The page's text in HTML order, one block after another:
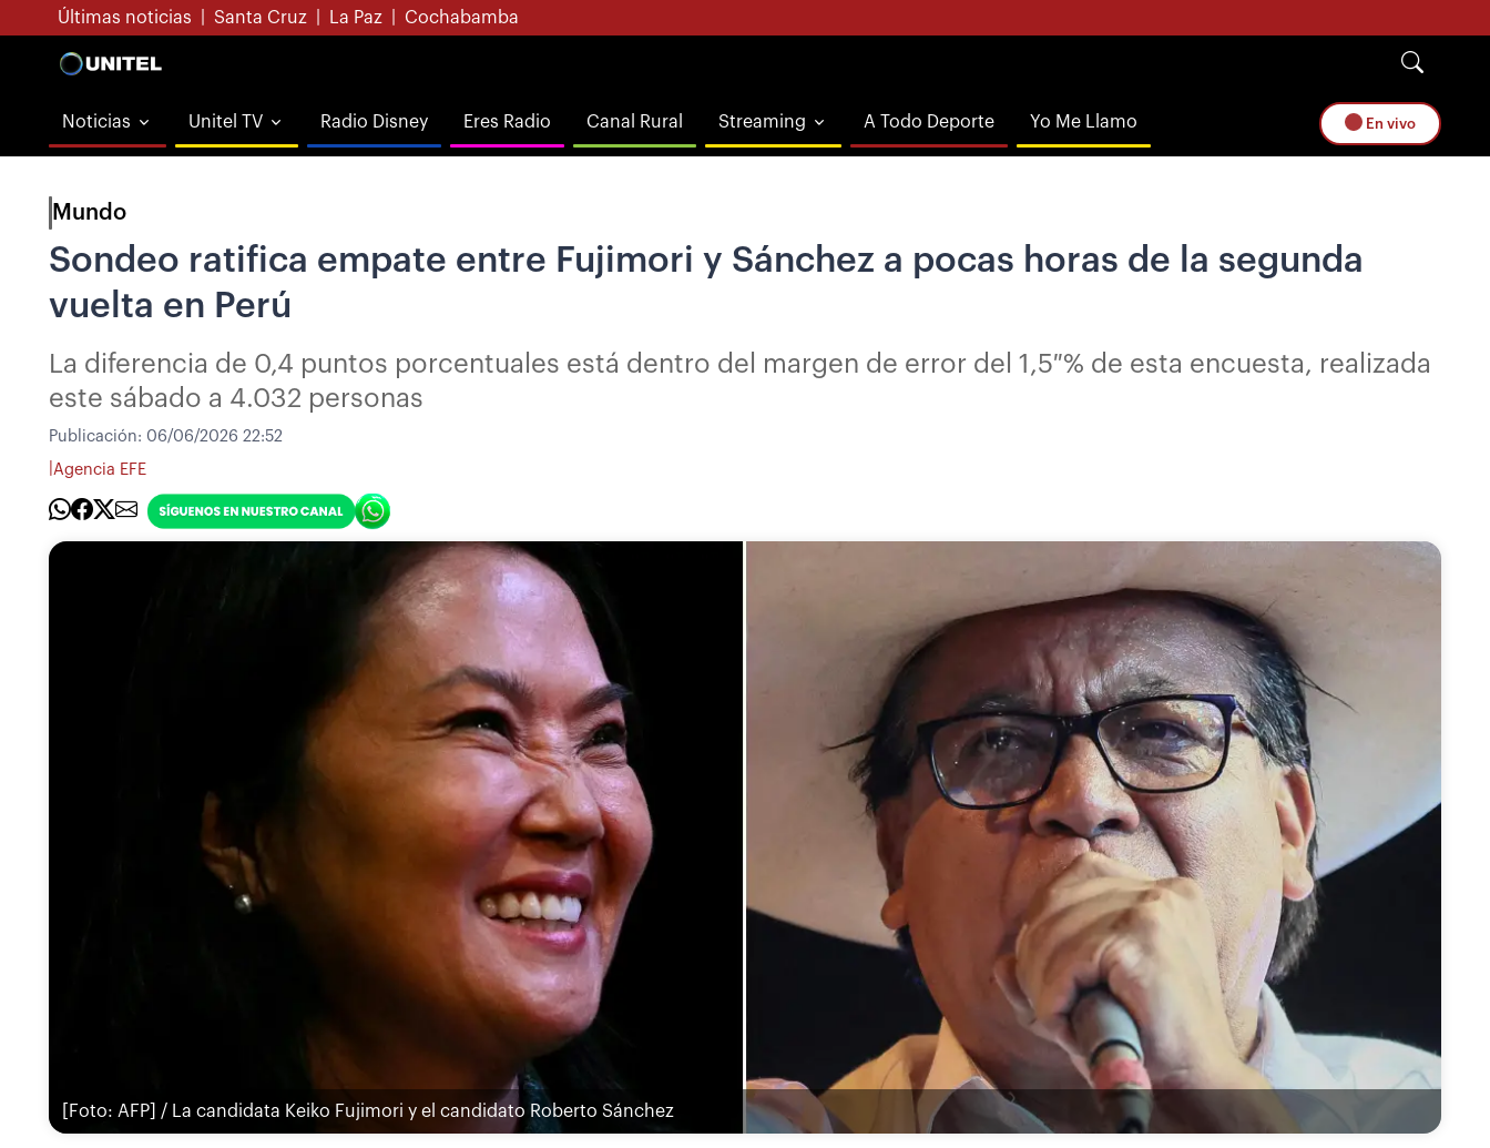
Últimas noticias Santa Cruz La Paz Cochabamba
Noticias Unitel TV Radio Disney Eres Radio Canal Rural Streaming A Todo Deporte Yo Me Llamo En vivo
Mundo
Sondeo ratifica empate entre Fujimori y Sánchez a pocas horas de la segunda
vuelta en Perú
La diferencia de 0,4 puntos porcentuales está dentro del margen de error del 1,5 % de esta encuesta, realizada
este sábado a 4.032 personas
Publicación: 06/06/2026 22:52
Agencia EFE
[Foto: AFP] / La candidata Keiko Fujimori y el candidato Roberto Sánchez